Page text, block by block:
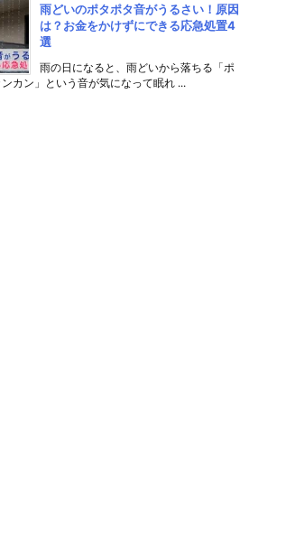
雨どいのポタポタ音がうるさい！原因
は？お金をかけずにできる応急処置4
選
雨の日になると、雨どいから落ちる「ポ
カン」という音が気になって眠れ ...